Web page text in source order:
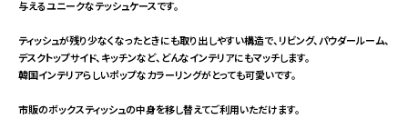
与えるユニークなテッシュケースです。
ティッシュが残り少なくなったときにも取り出しやすい構造で、リビング、パウダールーム、
デスクトップサイド、キッチンなど、どんなインテリアにもマッチします。
韓国インテリアらしいポップなカラーリングがとっても可愛いです。
市販のボックスティッシュの中身を移し替えてご利用いただけます。